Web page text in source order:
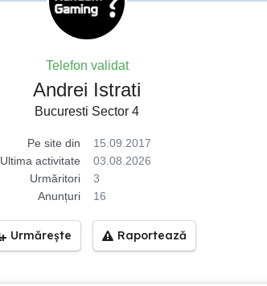
Telefon validat
Andrei Istrati
Bucuresti Sector 4
Pe site din
15.09.2017
Ultima activitate
03.08.2026
Urmăritori
3
Anunțuri
16
Urmărește Raportează